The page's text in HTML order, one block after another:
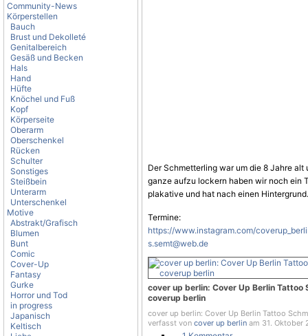
Community-News
Körperstellen
Bauch
Brust und Dekolleté
Genitalbereich
Gesäß und Becken
Hals
Hand
Hüfte
Knöchel und Fuß
Kopf
Körperseite
Oberarm
Oberschenkel
Rücken
Schulter
Sonstiges
Steißbein
Unterarm
Unterschenkel
Motive
Abstrakt/Grafisch
Blumen
Bunt
Comic
Cover-Up
Fantasy
Gurke
Horror und Tod
in progress
Japanisch
Keltisch
DerSchmetterling war um die 8 Jahre alt
ganze aufzu lockern haben wir noch ein
plakative und hat nach einen
Termine:
https://www.instagram.com/
s.semt@web.de
cover up berlin: Cover Up Berlin
coverup berlin
cover up berlin: Cover Up Berlin Tattoo
verfasst von cover up berlin am 31. Oktober